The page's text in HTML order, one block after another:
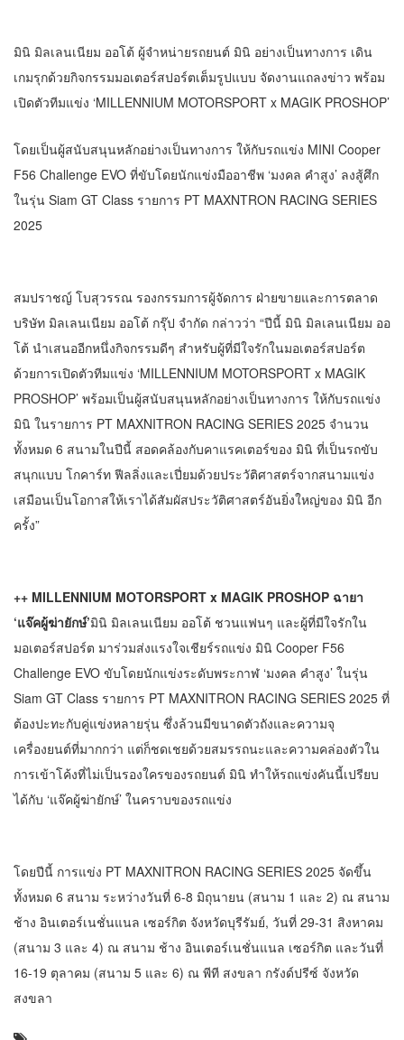
มินิ มิลเลนเนียม ออโต้ ผู้จำหน่ายรถยนต์ มินิ อย่างเป็นทางการ เดิน
เกมรุกด้วยกิจกรรมมอเตอร์สปอร์ตเต็มรูปแบบ จัดงานแถลงข่าว พร้อม
เปิดตัวทีมแข่ง ‘MILLENNIUM MOTORSPORT x MAGIK PROSHOP’
โดยเป็นผู้สนับสนุนหลักอย่างเป็นทางการ ให้กับรถแข่ง MINI Cooper
F56 Challenge EVO ที่ขับโดยนักแข่งมืออาชีพ ‘มงคล คำสูง’ ลงสู้ศึก
ในรุ่น Siam GT Class รายการ PT MAXNTRON RACING SERIES
2025
สมปราชญ์ โบสุวรรณ รองกรรมการผู้จัดการ ฝ่ายขายและการตลาด
บริษัท มิลเลนเนียม ออโต้ กรุ๊ป จำกัด กล่าวว่า “ปีนี้ มินิ มิลเลนเนียม ออ
โต้ นำเสนออีกหนึ่งกิจกรรมดีๆ สำหรับผู้ที่มีใจรักในมอเตอร์สปอร์ต
ด้วยการเปิดตัวทีมแข่ง ‘MILLENNIUM MOTORSPORT x MAGIK
PROSHOP’ พร้อมเป็นผู้สนับสนุนหลักอย่างเป็นทางการ ให้กับรถแข่ง
มินิ ในรายการ PT MAXNITRON RACING SERIES 2025 จำนวน
ทั้งหมด 6 สนามในปีนี้ สอดคล้องกับคาแรคเตอร์ของ มินิ ที่เป็นรถขับ
สนุกแบบ โกคาร์ท ฟีลลิ่งและเปี่ยมด้วยประวัติศาสตร์จากสนามแข่ง
เสมือนเป็นโอกาสให้เราได้สัมผัสประวัติศาสตร์อันยิ่งใหญ่ของ มินิ อีก
ครั้ง”
++ MILLENNIUM MOTORSPORT x MAGIK PROSHOP ฉายา
‘แจ๊คผู้ฆ่ายักษ์’มินิ มิลเลนเนียม ออโต้ ชวนแฟนๆ และผู้ที่มีใจรักใน
มอเตอร์สปอร์ต มาร่วมส่งแรงใจเชียร์รถแข่ง มินิ Cooper F56
Challenge EVO ขับโดยนักแข่งระดับพระกาฬ ‘มงคล คำสูง’ ในรุ่น
Siam GT Class รายการ PT MAXNITRON RACING SERIES 2025 ที่
ต้องปะทะกับคู่แข่งหลายรุ่น ซึ่งล้วนมีขนาดตัวถังและความจุ
เครื่องยนต์ที่มากกว่า แต่ก็ชดเชยด้วยสมรรถนะและความคล่องตัวใน
การเข้าโค้งที่ไม่เป็นรองใครของรถยนต์ มินิ ทำให้รถแข่งคันนี้เปรียบ
ได้กับ ‘แจ๊คผู้ฆ่ายักษ์’ ในคราบของรถแข่ง
โดยปีนี้ การแข่ง PT MAXNITRON RACING SERIES 2025 จัดขึ้น
ทั้งหมด 6 สนาม ระหว่างวันที่ 6-8 มิถุนายน (สนาม 1 และ 2) ณ สนาม
ช้าง อินเตอร์เนชั่นแนล เซอร์กิต จังหวัดบุรีรัมย์, วันที่ 29-31 สิงหาคม
(สนาม 3 และ 4) ณ สนาม ช้าง อินเตอร์เนชั่นแนล เซอร์กิต และวันที่
16-19 ตุลาคม (สนาม 5 และ 6) ณ พีที สงขลา กรังด์ปรีซ์ จังหวัด
สงขลา